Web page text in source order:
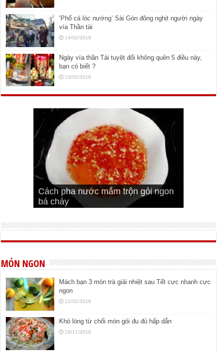
‘Phố cá lóc nướng’ Sài Gòn đông nghịt người ngày
vía Thần tài
14/02/2019
Ngày vía thần Tài tuyệt đối không quên 5 điều này,
bạn có biết ?
13/02/2019
Cách pha nước mắm trộn gỏi ngon
bá cháy
Bí quyết để chiên đậu hũ giòn ngon
Cách ướp sườn non nướng ngon
đúng vị
Cách ướp thịt heo chiên ngon mềm
Bật mí cách ướp sườn cơm tấm
ngon
MÓN NGON
Mách bạn 3 món trà giải nhiệt sau Tết cực nhanh cực
ngon
12/02/2019
Khó lòng từ chối món gỏi đu đủ hấp dẫn
28/11/2018